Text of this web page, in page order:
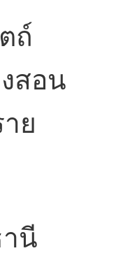
ถ์
สอน
ย
นี